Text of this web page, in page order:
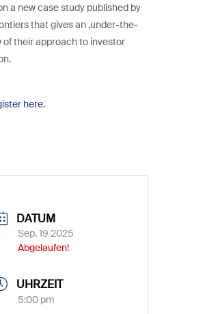
a new case study published by
that gives an ‚under-the-
of their approach to investor
here.
DATUM
Sep. 19 2025
Abgelaufen!
UHRZEIT
5:00 pm